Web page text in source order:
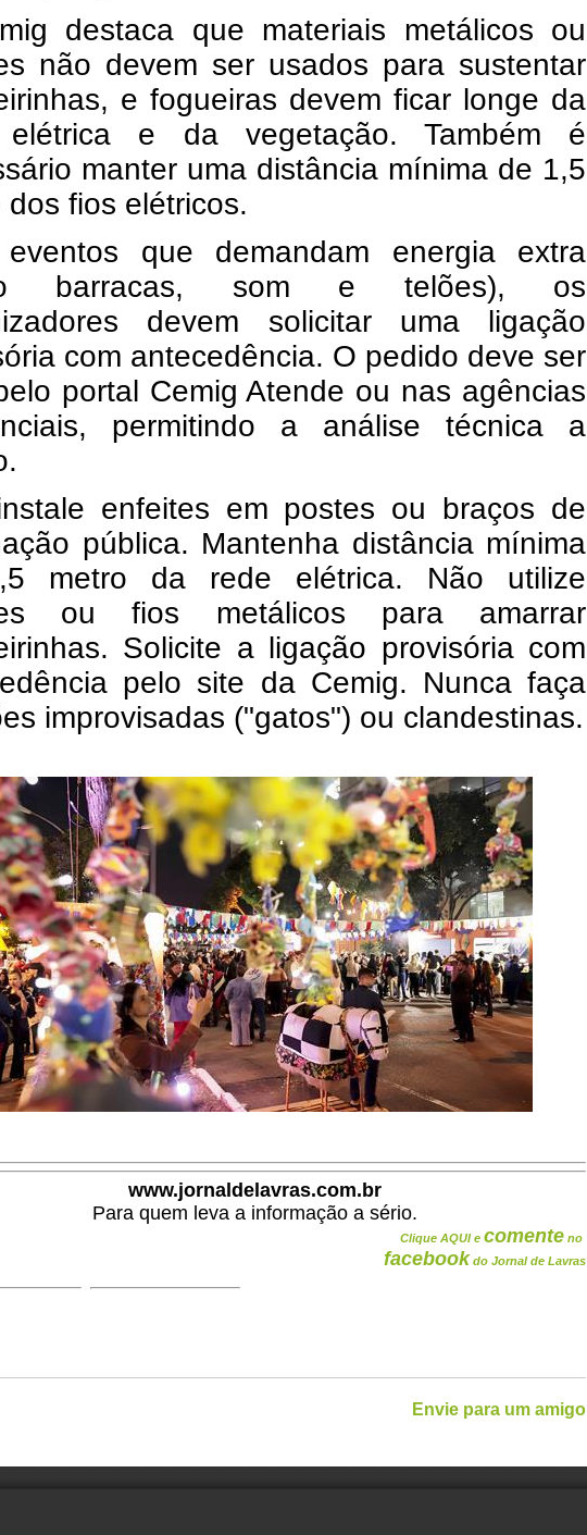
destaca que materiais metálicos ou
não devem ser usados para sustentar
e fogueiras devem ficar longe da
elétrica e da vegetação. Também é
manter uma distância mínima de 1,5
dos fios elétricos.
que demandam energia extra
barracas, som e telões), os
devem solicitar uma ligação
com antecedência. O pedido deve ser
portal Cemig Atende ou nas agências
permitindo a análise técnica a
enfeites em postes ou braços de
pública. Mantenha distância mínima
metro da rede elétrica. Não utilize
ou fios metálicos para amarrar
Solicite a ligação provisória com
pelo site da Cemig. Nunca faça
improvisadas ("gatos") ou clandestinas.
www.jornaldelavras.com.br
Para quem leva a informação a sério.
Clique AQUI e comente no
facebook do Jornal de Lavras
Envie para um amigo